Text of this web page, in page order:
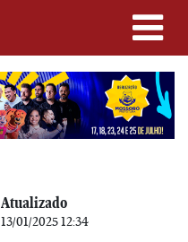
Atualizado
13/01/2025 12:34